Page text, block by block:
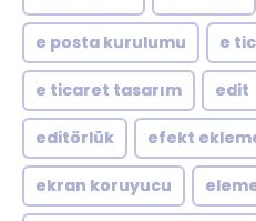
e posta kurulumu e
e ticaret tasarım edit
editörlük efekt
ekran koruyucu